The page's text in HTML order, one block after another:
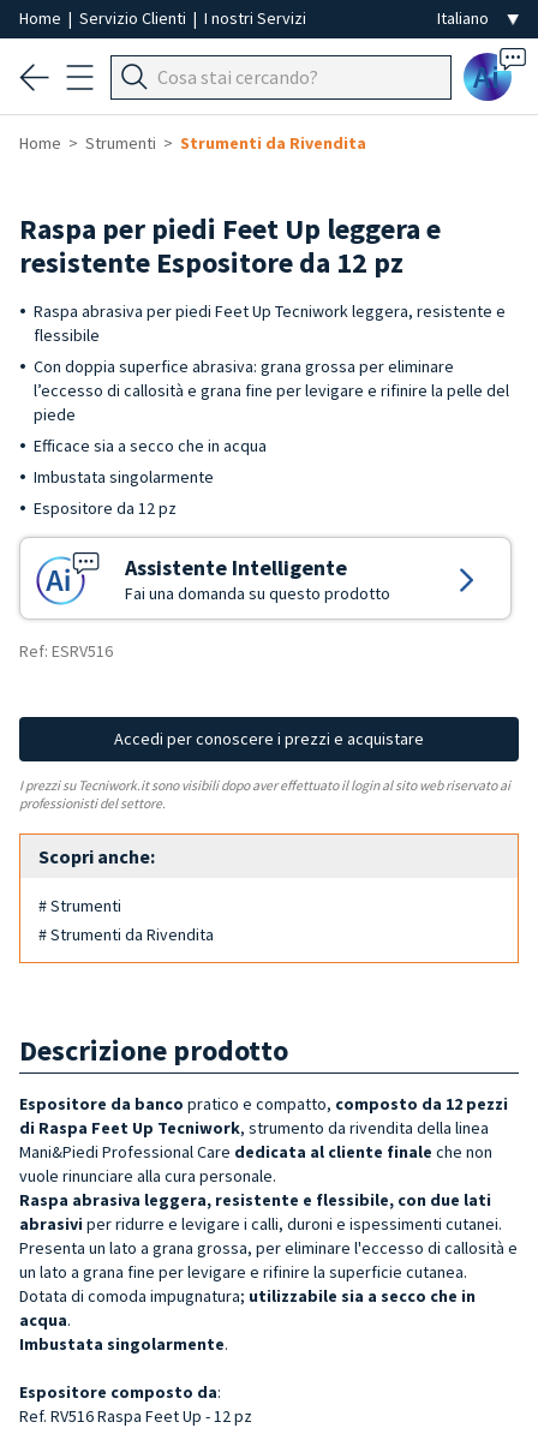
Home | Servizio Clienti | I nostri Servizi
Ai
Home Strumenti Strumenti da Rivendita
Raspa per piedi Feet Up leggera e
resistente Espositore da 12 pz
Raspa abrasiva per piedi Feet Up Tecniwork leggera, resistente e
flessibile
Con doppia superfice abrasiva: grana grossa per eliminare
l’eccesso di callosità e grana fine per levigare e rifinire la pelle del
piede
Efficace sia a secco che in acqua
Imbustata singolarmente
Espositore da 12 pz
Assistente Intelligente
Fai una domanda su questo prodotto
Ref: ESRV516
Accedi per conoscere i prezzi e acquistare
I prezzi su Tecniwork.it sono visibili dopo aver effettuato il login al sito web riservato ai
professionisti del settore.
Scopri anche:
# Strumenti
# Strumenti da Rivendita
Descrizione prodotto
Espositore da banco pratico e compatto, composto da 12 pezzi
di Raspa Feet Up Tecniwork, strumento da rivendita della linea
Mani&Piedi Professional Care dedicata al cliente finale che non
vuole rinunciare alla cura personale.
Raspa abrasiva leggera, resistente e flessibile, con due lati
abrasivi per ridurre e levigare i calli, duroni e ispessimenti cutanei.
Presenta un lato a grana grossa, per eliminare l'eccesso di callosità e
un lato a grana fine per levigare e rifinire la superficie cutanea.
Dotata di comoda impugnatura; utilizzabile sia a secco che in
acqua.
Imbustata singolarmente.
Espositore composto da:
Ref. RV516 Raspa Feet Up - 12 pz